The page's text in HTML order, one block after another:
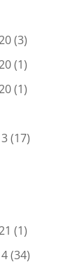
(3)
(1)
(1)
(17)
(1)
(34)